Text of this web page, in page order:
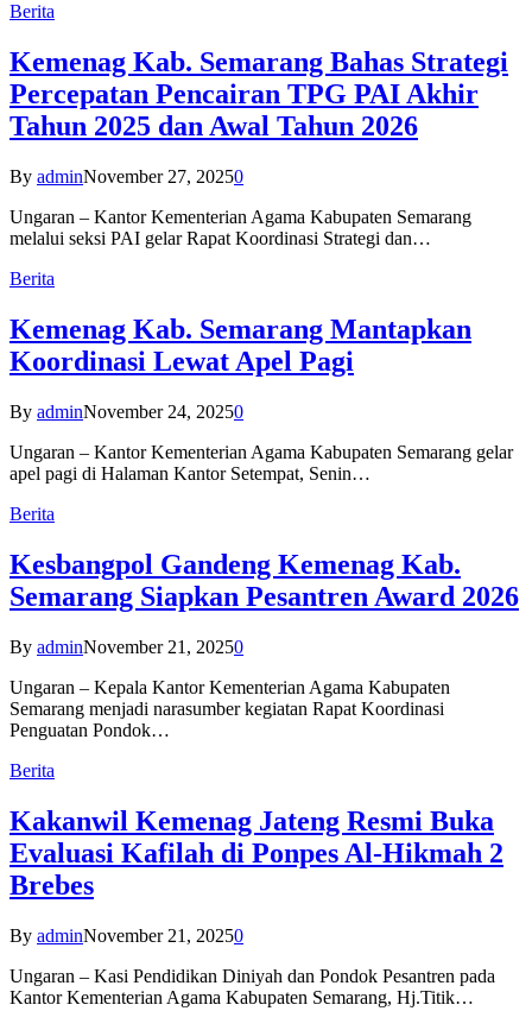
Berita
Kemenag Kab. Semarang Bahas Strategi
Percepatan Pencairan TPG PAI Akhir
Tahun 2025 dan Awal Tahun 2026
By adminNovember 27, 20250
Ungaran – Kantor Kementerian Agama Kabupaten Semarang
melalui seksi PAI gelar Rapat Koordinasi Strategi dan…
Berita
Kemenag Kab. Semarang Mantapkan
Koordinasi Lewat Apel Pagi
By adminNovember 24, 20250
Ungaran – Kantor Kementerian Agama Kabupaten Semarang gelar
apel pagi di Halaman Kantor Setempat, Senin…
Berita
Kesbangpol Gandeng Kemenag Kab.
Semarang Siapkan Pesantren Award 2026
By adminNovember 21, 20250
Ungaran – Kepala Kantor Kementerian Agama Kabupaten
Semarang menjadi narasumber kegiatan Rapat Koordinasi
Penguatan Pondok…
Berita
Kakanwil Kemenag Jateng Resmi Buka
Evaluasi Kafilah di Ponpes Al-Hikmah 2
Brebes
By adminNovember 21, 20250
Ungaran – Kasi Pendidikan Diniyah dan Pondok Pesantren pada
Kantor Kementerian Agama Kabupaten Semarang, Hj.Titik…